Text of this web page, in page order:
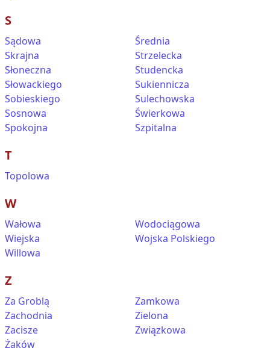
S
Sądowa
Skrajna
Słoneczna
Słowackiego
Sobieskiego
Sosnowa
Spokojna
Średnia
Strzelecka
Studencka
Sukiennicza
Sulechowska
Świerkowa
Szpitalna
T
Topolowa
W
Wałowa
Wiejska
Willowa
Wodociągowa
Wojska Polskiego
Z
Za Groblą
Zachodnia
Zacisze
Żaków
Zamkowa
Zielona
Związkowa